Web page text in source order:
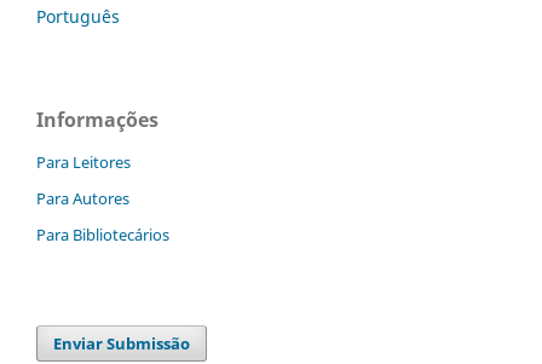
Português
Informações
Para Leitores
Para Autores
Para Bibliotecários
Enviar Submissão